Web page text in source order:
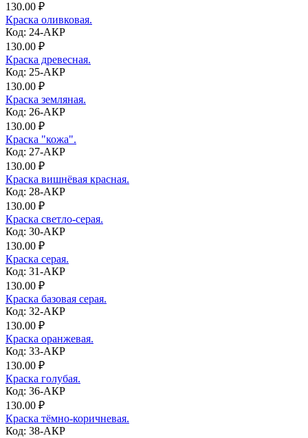
130.00 ₽
Краска оливковая.
Код: 24-АКР
130.00 ₽
Краска древесная.
Код: 25-АКР
130.00 ₽
Краска земляная.
Код: 26-АКР
130.00 ₽
Краска "кожа".
Код: 27-АКР
130.00 ₽
Краска вишнёвая красная.
Код: 28-АКР
130.00 ₽
Краска светло-серая.
Код: 30-АКР
130.00 ₽
Краска серая.
Код: 31-АКР
130.00 ₽
Краска базовая серая.
Код: 32-АКР
130.00 ₽
Краска оранжевая.
Код: 33-АКР
130.00 ₽
Краска голубая.
Код: 36-АКР
130.00 ₽
Краска тёмно-коричневая.
Код: 38-АКР